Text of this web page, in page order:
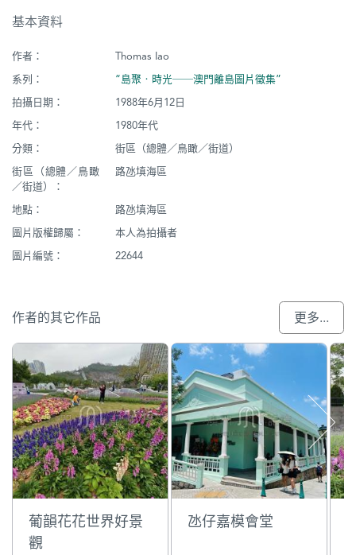
基本資料
作者：
Thomas Iao
系列：
“島聚‧時光──澳門離島圖片徵集”
拍攝日期：
1988年6月12日
年代：
1980年代
分類：
街區（總體／鳥瞰／街道）
街區（總體／鳥瞰
／街道）：
路氹填海區
地點：
路氹填海區
圖片版權歸屬：
本人為拍攝者
圖片編號：
22644
作者的其它作品 更多...
葡韻花花世界好景
觀
氹仔嘉模會堂